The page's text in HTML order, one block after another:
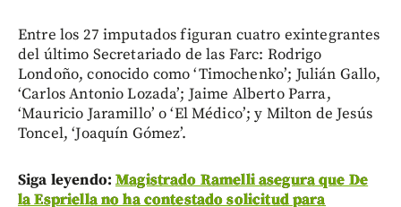
Entre los 27 imputados figuran cuatro exintegrantes
del último Secretariado de las Farc: Rodrigo
Londoño, conocido como ‘Timochenko’; Julián Gallo,
‘Carlos Antonio Lozada’; Jaime Alberto Parra,
‘Mauricio Jaramillo’ o ‘El Médico’; y Milton de Jesús
Toncel, ‘Joaquín Gómez’.
Siga leyendo:Magistrado Ramelli asegura que De
la Espriella no ha contestado solicitud para